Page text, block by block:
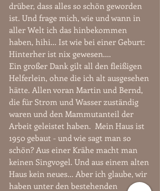
drüber, dass alles so schön geworden
ist. Und frage mich, wie und wann in
aller Welt ich das hinbekommen
haben, hihi... Ist wie bei einer Geburt:
Hinterher ist nix gewesen....
Ein großer Dank gilt all den fleißigen
Helferlein, ohne die ich alt ausgesehen
hätte. Allen voran Martin und Bernd,
die für Strom und Wasser zuständig
waren und den Mammutanteil der
Arbeit geleistet haben.  Mein Haus ist
1950 gebaut - und wie sagt man so
schön? Aus einer Krähe macht man
keinen Singvogel. Und aus einem alten
Haus kein neues... Aber ich glaube, wir
haben unter den bestehenden